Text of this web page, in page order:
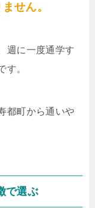
せん。
週に一度通学す
す。
都町から通いや
で選ぶ